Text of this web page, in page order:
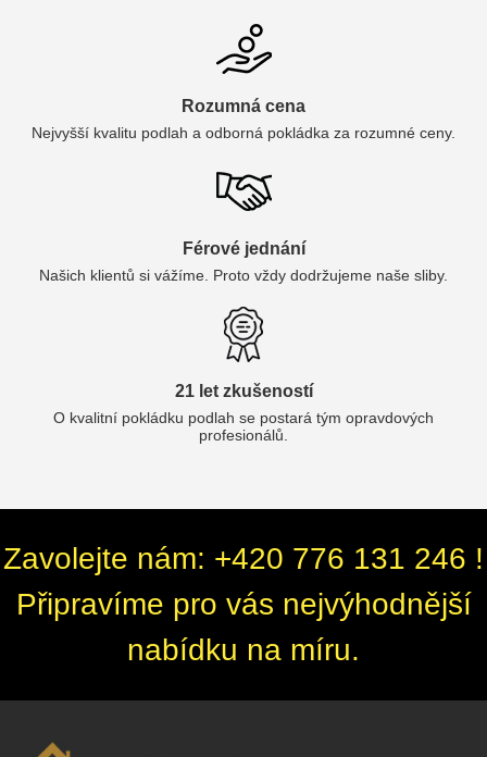
Rozumná cena
Nejvyšší kvalitu podlah a odborná pokládka za rozumné ceny.
Férové jednání
Našich klientů si vážíme. Proto vždy dodržujeme naše sliby.
21 let zkušeností
O kvalitní pokládku podlah se postará tým opravdových
profesionálů.
Zavolejte nám: +420 776 131 246 !
Připravíme pro vás nejvýhodnější
nabídku na míru.